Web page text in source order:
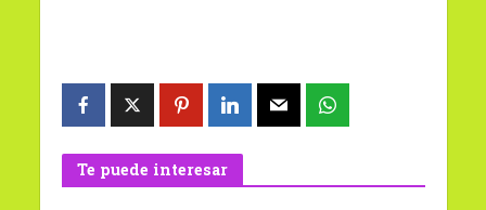
Te puede interesar